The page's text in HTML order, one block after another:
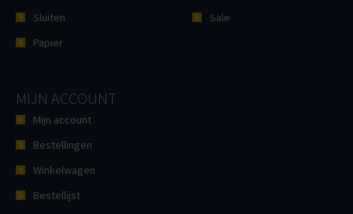
Sluiten
Papier
Sale
MIJN ACCOUNT
Mijn account
Bestellingen
Winkelwagen
Bestellijst